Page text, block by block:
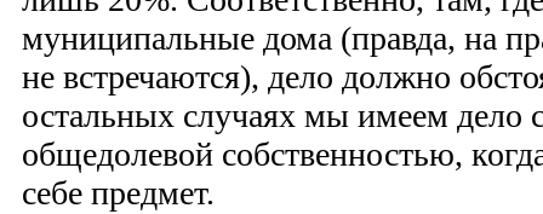
муниципальные дома (правда, на
не встречаются), дело должно
остальных случаях мы имеем дело
общедолевой собственностью,
себе предмет.